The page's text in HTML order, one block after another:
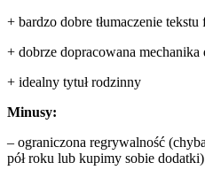
+ bardzo dobre tłumaczenie tekstu
+ dobrze dopracowana mechanika
+ idealny tytuł rodzinny
Minusy:
– ograniczona regrywalność
pół roku lub kupimy sobie dodatki)